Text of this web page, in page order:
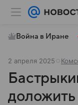
Война в Иране
2 апреля 2025
доложить